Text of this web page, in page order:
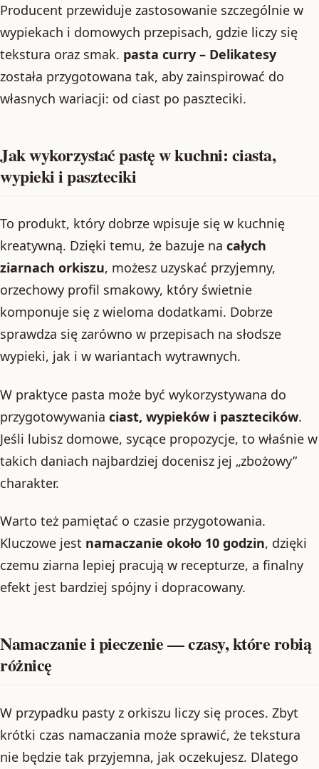
Producent przewiduje zastosowanie szczególnie w
wypiekach i domowych przepisach, gdzie liczy się
tekstura oraz smak. pasta curry – Delikatesy
została przygotowana tak, aby zainspirować do
własnych wariacji: od ciast po paszteciki.
Jak wykorzystać pastę w kuchni: ciasta,
wypieki i paszteciki
To produkt, który dobrze wpisuje się w kuchnię
kreatywną. Dzięki temu, że bazuje na całych
ziarnach orkiszu, możesz uzyskać przyjemny,
orzechowy profil smakowy, który świetnie
komponuje się z wieloma dodatkami. Dobrze
sprawdza się zarówno w przepisach na słodsze
wypieki, jak i w wariantach wytrawnych.
W praktyce pasta może być wykorzystywana do
przygotowywania ciast, wypieków i pasztecików.
Jeśli lubisz domowe, sycące propozycje, to właśnie w
takich daniach najbardziej docenisz jej „zbożowy”
charakter.
Warto też pamiętać o czasie przygotowania.
Kluczowe jest namaczanie około 10 godzin, dzięki
czemu ziarna lepiej pracują w recepturze, a finalny
efekt jest bardziej spójny i dopracowany.
Namaczanie i pieczenie — czasy, które robią
różnicę
W przypadku pasty z orkiszu liczy się proces. Zbyt
krótki czas namaczania może sprawić, że tekstura
nie będzie tak przyjemna, jak oczekujesz. Dlatego